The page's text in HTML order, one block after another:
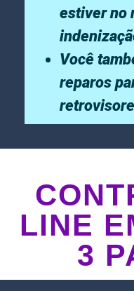
estiver no
Você
reparos
LINE
3